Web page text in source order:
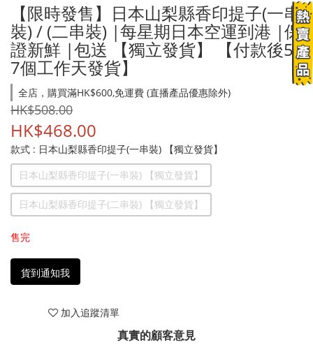
【限時發售】日本山梨縣香印提子(一串
裝) / (二串裝) |每星期日本空運到港 |保
證新鮮 |包送 【獨立發貨】 【付款後5-
7個工作天發貨】
全店，購買滿HK$600,免運費 (直播產品優惠除外)
HK$508.00
HK$468.00
款式 : 日本山梨縣香印提子(一串裝) 【獨立發貨】
日本山梨縣香印提子(一串裝) 【獨立發貨】
日本山梨縣香印提子(二串裝) 【獨立發貨】
售完
貨到通知我
加入追蹤清單
真實的顧客意見